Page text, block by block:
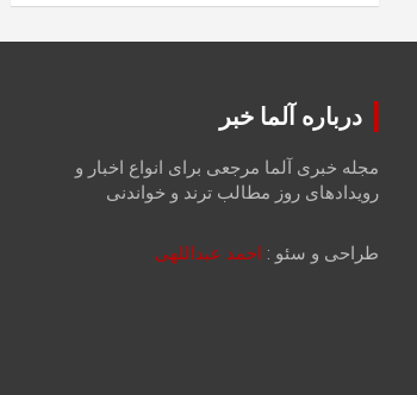
درباره آلما خبر
مجله خبری آلما مرجعی برای انواع اخبار و
رویدادهای روز مطالب ترند و خواندنی
طراحی و سئو : احمد عبداللهی